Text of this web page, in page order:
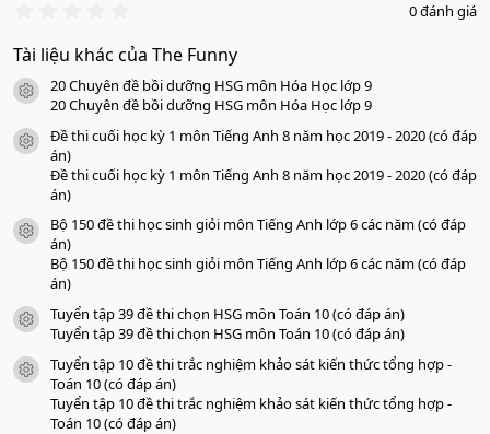
0
0
s
a
o
0 đánh giá
Tài liệu khác của The Funny
icon tài liệu
20 Chuyên đề bồi dưỡng HSG môn Hóa Học lớp 9
20 Chuyên đề bồi dưỡng HSG môn Hóa Học lớp 9
icon tài liệu
Đề thi cuối học kỳ 1 môn Tiếng Anh 8 năm học 2019 - 2020 (có đáp
án)
Đề thi cuối học kỳ 1 môn Tiếng Anh 8 năm học 2019 - 2020 (có đáp
án)
icon tài liệu
Bộ 150 đề thi học sinh giỏi môn Tiếng Anh lớp 6 các năm (có đáp
án)
Bộ 150 đề thi học sinh giỏi môn Tiếng Anh lớp 6 các năm (có đáp
án)
icon tài liệu
Tuyển tập 39 đề thi chọn HSG môn Toán 10 (có đáp án)
Tuyển tập 39 đề thi chọn HSG môn Toán 10 (có đáp án)
icon tài liệu
Tuyển tập 10 đề thi trắc nghiệm khảo sát kiến thức tổng hợp -
Toán 10 (có đáp án)
Tuyển tập 10 đề thi trắc nghiệm khảo sát kiến thức tổng hợp -
Toán 10 (có đáp án)